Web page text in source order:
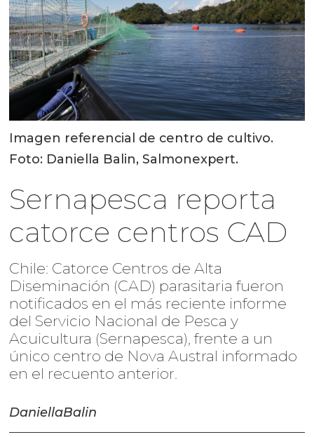
Imagen referencial de centro de cultivo.
Foto: Daniella Balin, Salmonexpert.
Sernapesca reporta
catorce centros CAD
Chile: Catorce Centros de Alta
Diseminación (CAD) parasitaria fueron
notificados en el más reciente informe
del Servicio Nacional de Pesca y
Acuicultura (Sernapesca), frente a un
único centro de Nova Austral informado
en el recuento anterior.
DaniellaBalin